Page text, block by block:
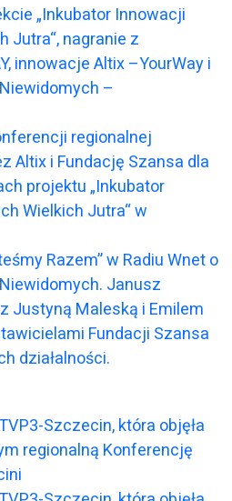
„Inkubator Innowacji
Jutra“, nagranie z
innowacje Altix –YourWay i
–
regionalnej
Altix i Fundację Szansa dla
projektu „Inkubator
Wielkich Jutra“ w
Razem” w Radiu Wnet o
Janusz
Justyną Maleską i Emilem
Fundacji Szansa
działalności.
Szczecin, która objęła
regionalną Konferencję